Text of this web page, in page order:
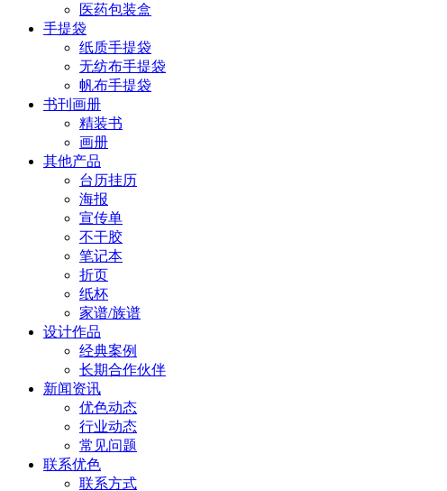
医药包装盒
手提袋
纸质手提袋
无纺布手提袋
帆布手提袋
书刊画册
精装书
画册
其他产品
台历挂历
海报
宣传单
不干胶
笔记本
折页
纸杯
家谱/族谱
设计作品
经典案例
长期合作伙伴
新闻资讯
优色动态
行业动态
常见问题
联系优色
联系方式